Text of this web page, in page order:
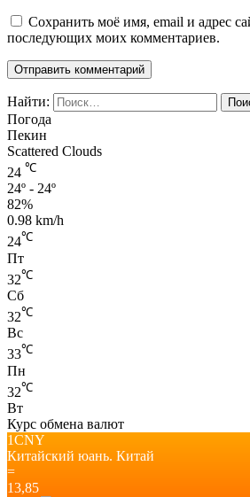
Сохранить моё имя, email и адрес
последующих моих комментариев.
Найти:
Погода
Пекин
Scattered Clouds
24 ℃
24º - 24º
82%
0.98 km/h
24℃
Пт
32℃
Сб
32℃
Вс
33℃
Пн
32℃
Вт
Курс обмена валют
1CNY
Китайский юань. Китай
=
13,85